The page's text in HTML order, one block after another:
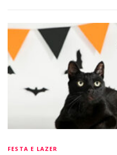
FESTA E LAZER